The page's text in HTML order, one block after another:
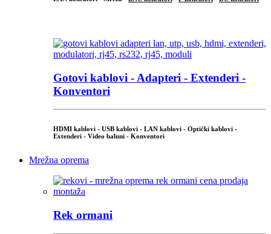
Gotovi kablovi - Adapteri - Extenderi -
Konventori
HDMI kablovi - USB kablovi - LAN kablovi - Optički kablovi -
Extenderi - Video baluni - Konventori
Mrežna oprema
Rek ormani